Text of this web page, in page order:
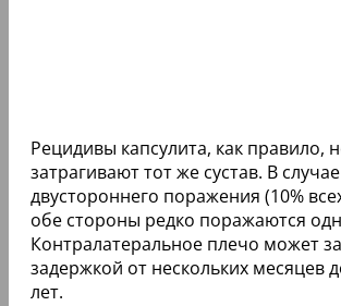
Рецидивы капсулита, как правило,
затрагивают тот же сустав. В случае
двустороннего поражения (10%
обе стороны редко поражаются
Контралатеральное плечо может
задержкой от нескольких месяцев
лет.